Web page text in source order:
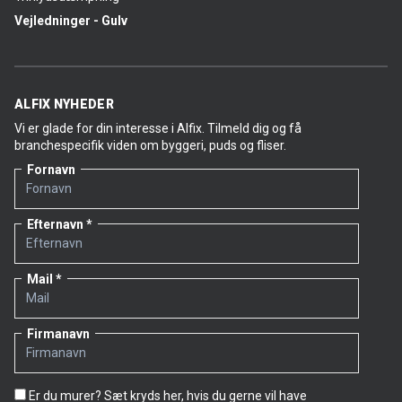
Vejledninger - Gulv
ALFIX NYHEDER
Vi er glade for din interesse i Alfix. Tilmeld dig og få
branchespecifik viden om byggeri, puds og fliser.
Fornavn
Efternavn
Mail
Firmanavn
Er du murer? Sæt kryds her, hvis du gerne vil have